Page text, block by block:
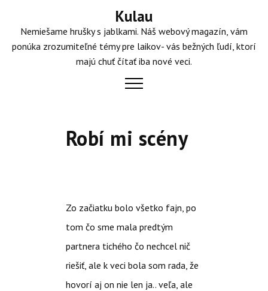
content
Kulau
Nemiešame hrušky s jablkami. Náš webový magazín, vám
ponúka zrozumiteľné témy pre laikov- vás bežných ľudí, ktorí
majú chuť čítať iba nové veci.
Robí mi scény
Zo začiatku bolo všetko fajn, po
tom čo sme mala predtým
partnera tichého čo nechcel nič
riešiť, ale k veci bola som rada, že
hovorí aj on nie len ja.. veľa, ale